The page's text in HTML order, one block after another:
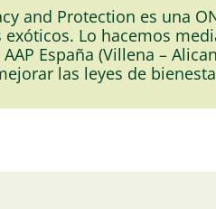
and Protection es una
Lo hacemos
España (Villena –
las leyes de